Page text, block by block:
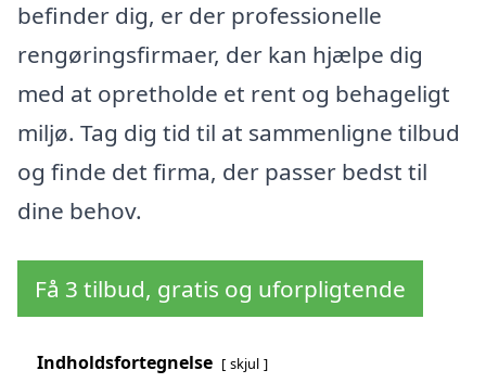
befinder dig, er der professionelle
rengøringsfirmaer, der kan hjælpe dig
med at opretholde et rent og behageligt
miljø. Tag dig tid til at sammenligne tilbud
og finde det firma, der passer bedst til
dine behov.
Få 3 tilbud, gratis og uforpligtende
Indholdsfortegnelse skjul